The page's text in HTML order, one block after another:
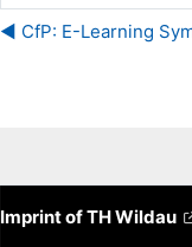
◀︎ CfP: E-Learning
Imprint of TH Wildau